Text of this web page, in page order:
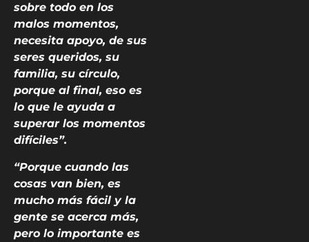
sobre todo en los
malos momentos,
necesita apoyo, de sus
seres queridos, su
familia, su círculo,
porque al final, eso es
lo que le ayuda a
superar los momentos
difíciles”.
“Porque cuando las
cosas van bien, es
mucho más fácil y la
gente se acerca más,
pero lo importante es